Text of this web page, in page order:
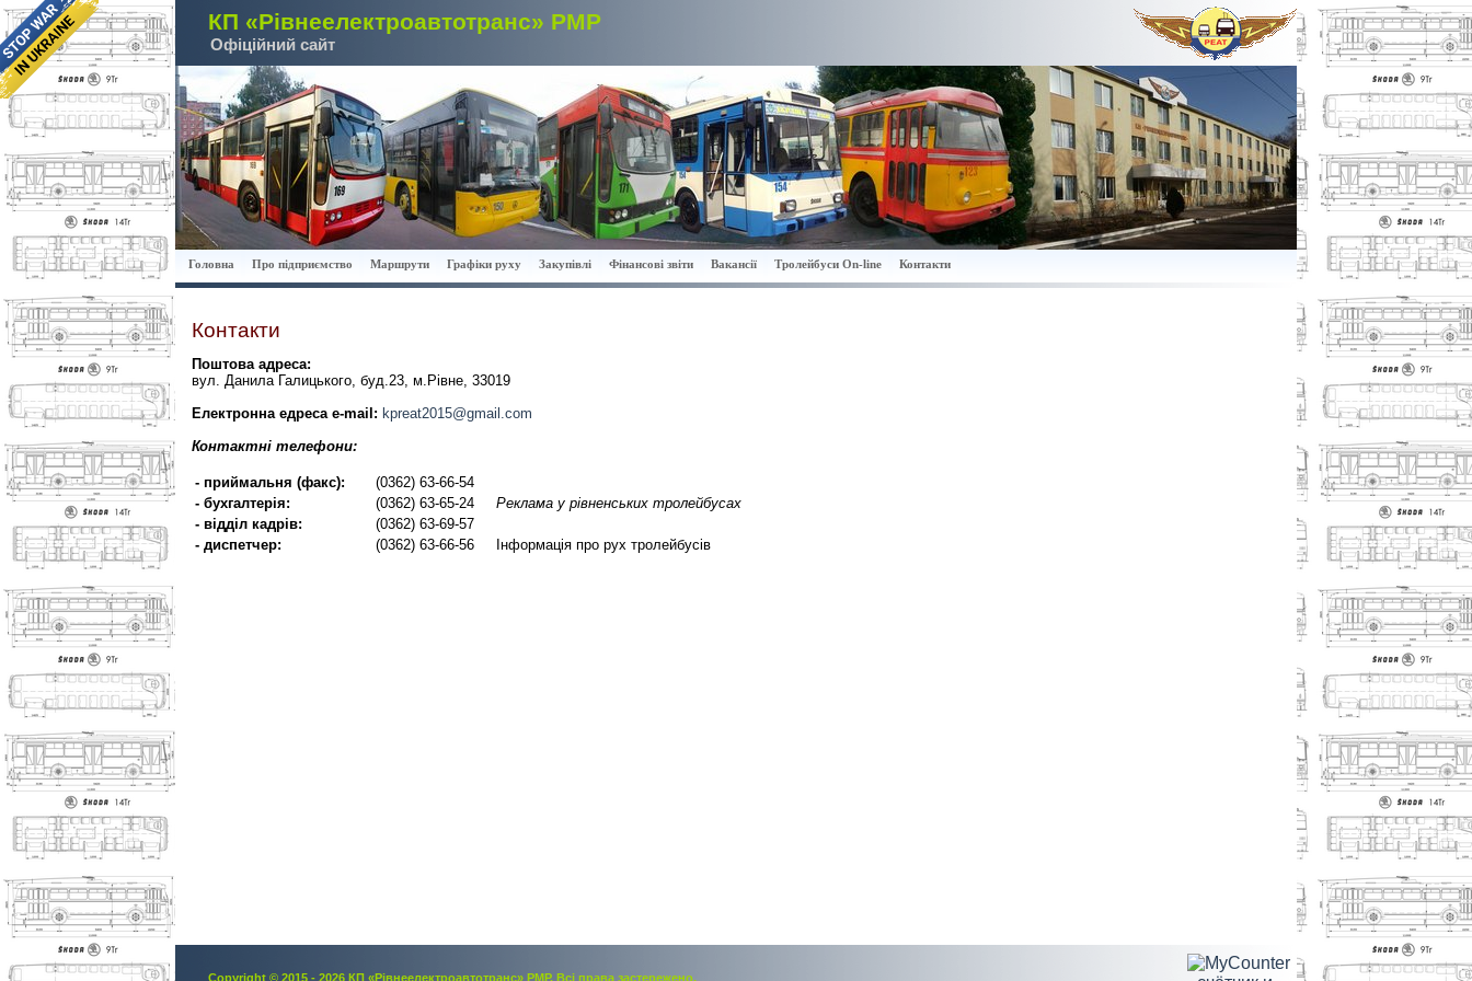
КП «Рівнеелектроавтотранс» РМР
Офіційний сайт
Головна Про підприємство Маршрути Графіки руху Закупівлі Фінансові звіти Вакансії Тролейбуси On-line Контакти
Контакти
Поштова адреса:
вул. Данила Галицького, буд.23, м.Рівне, 33019
Електронна едреса e-mail: kpreat2015@gmail.com
Контактні телефони:
- приймальня (факс):
(0362) 63-66-54
- бухгалтерія:
(0362) 63-65-24
Реклама у рівненських тролейбусах
- відділ кадрів:
(0362) 63-69-57
- диспетчер:
(0362) 63-66-56 Інформація про рух тролейбусів
Copyright © 2015 - 2026 КП «Рівнеелектроавтотранс» РМР. Всi права застережено.